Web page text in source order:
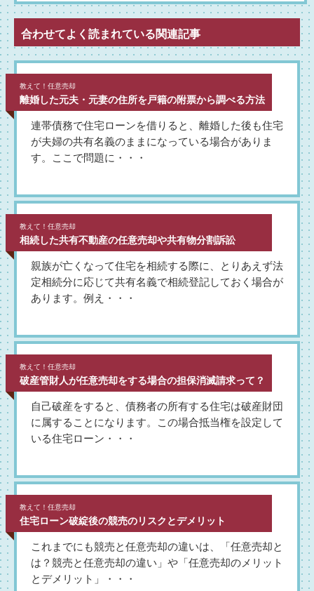
合わせてよく読まれている関連記事
教えて！任意売却
離婚した元夫・元妻の住所を戸籍の附票から調べる方法
連帯債務で住宅ローンを借りると、離婚した後も住宅
が夫婦の共有名義のままになっている場合がありま
す。ここで問題に・・・
教えて！任意売却
相続した共有不動産の任意売却や共有物分割訴訟
親族が亡くなって住宅を相続する際に、とりあえず法
定相続分に応じて共有名義で相続登記しておく場合が
あります。例え・・・
教えて！任意売却
破産管財人が任意売却をする場合の担保消滅請求って？
自己破産をすると、債務者の所有する住宅は破産財団
に属することになります。この場合抵当権を設定して
いる住宅ローン・・・
教えて！任意売却
住宅ローン破綻後の競売のリスクとデメリット
これまでにも競売と任意売却の違いは、「任意売却と
は？競売と任意売却の違い」や「任意売却のメリット
とデメリット」・・・